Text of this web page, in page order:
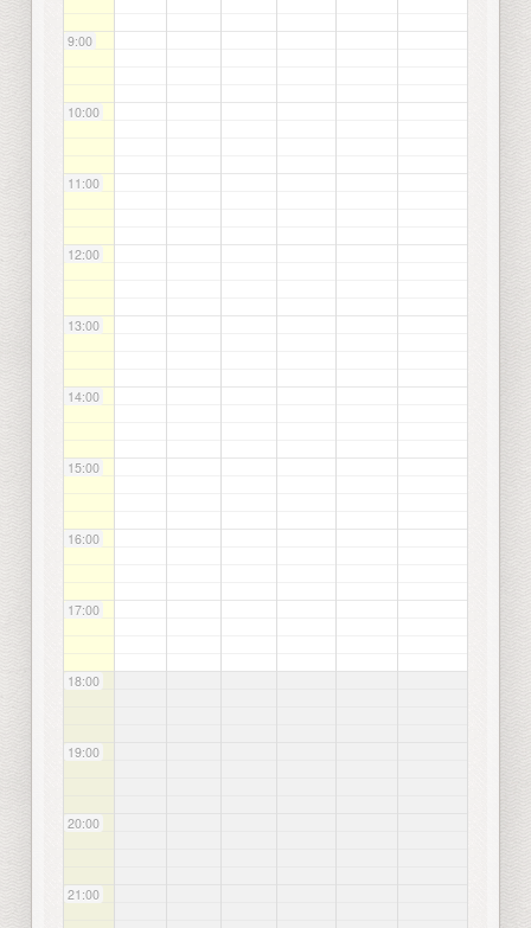
9:00
10:00
11:00
12:00
13:00
14:00
15:00
16:00
17:00
18:00
19:00
20:00
21:00